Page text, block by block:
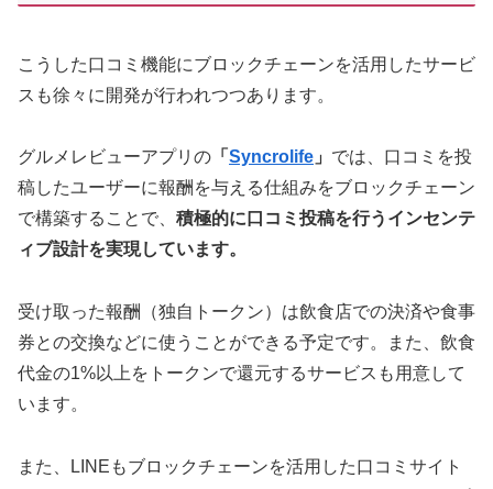
こうした口コミ機能にブロックチェーンを活用したサービ
スも徐々に開発が行われつつあります。
グルメレビューアプリの 「 Syncrolife 」 では、口コミを投
稿したユーザーに報酬を与える仕組みをブロックチェーン
で構築することで、 積極的に口コミ投稿を行うインセンテ
ィブ設計を実現しています。
受け取った報酬（独自トークン）は飲食店での決済や食事
券との交換などに使うことができる予定です。また、飲食
代金の1%以上をトークンで還元するサービスも用意して
います。
また、LINEもブロックチェーンを活用した口コミサイト